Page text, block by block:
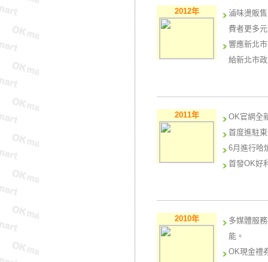
2012年
滷味燙販
費者更多
響應新北
給新北市
與三陽機
OK-net網
2011年
OK官網全
首度進駐
6月進行哈
首發OK好
便訂購交
紙本電子
節省紙張
2010年
多媒體服
能。
OK現金禮